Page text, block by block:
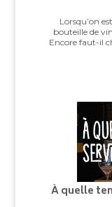
Lorsqu’on
bouteille de
Encore faut-il
À quelle